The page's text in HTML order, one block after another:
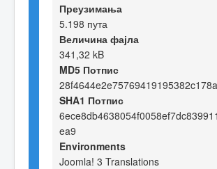
Преузимања
5.198 пута
Величина фајла
341,32 kB
MD5 Потпис
SHA1 Потпис
ea9
Environments
Joomla! 3 Translations